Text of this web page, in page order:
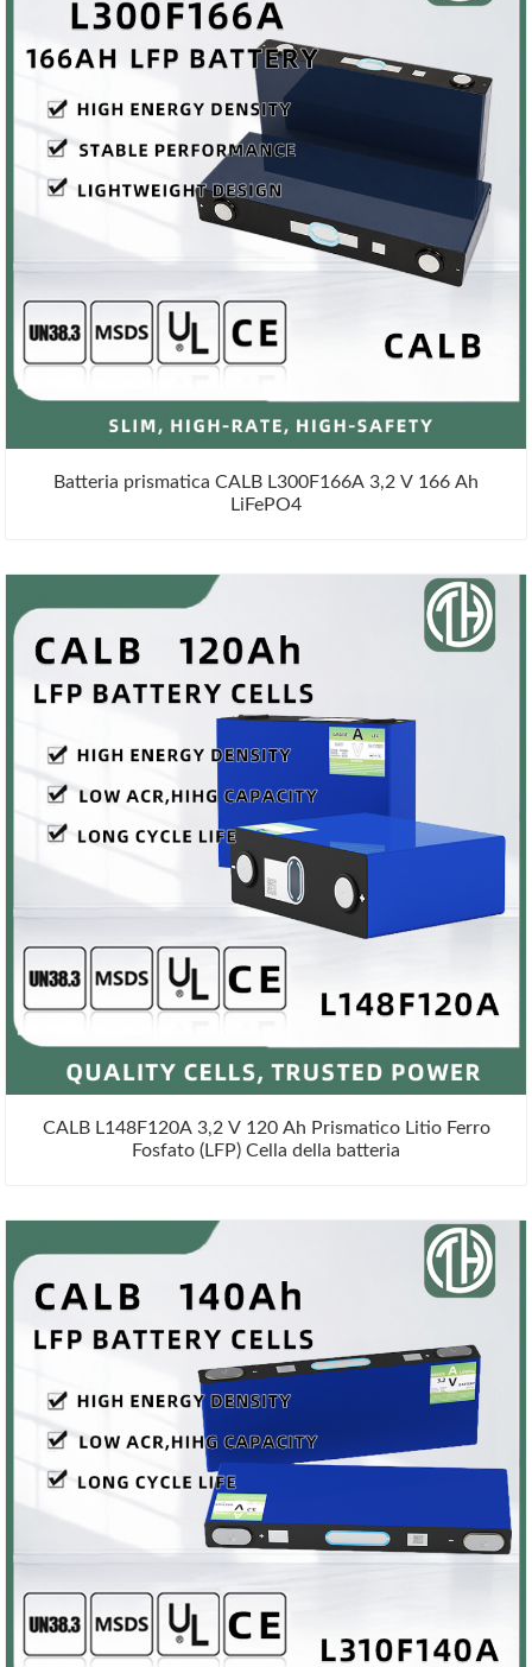
Batteria prismatica CALB L300F166A 3,2 V 166 Ah
LiFePO4
CALB L148F120A 3,2 V 120 Ah Prismatico Litio Ferro
Fosfato (LFP) Cella della batteria